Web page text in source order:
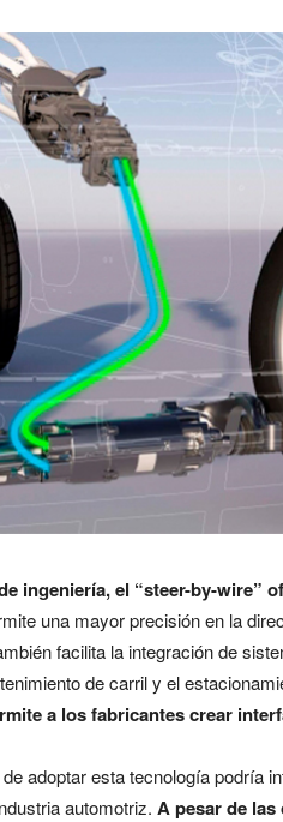
ingeniería, el “steer-by-wire”
una mayor precisión en la
facilita la integración de
de carril y el
a los fabricantes crear
adoptar esta tecnología podría
automotriz. A pesar de